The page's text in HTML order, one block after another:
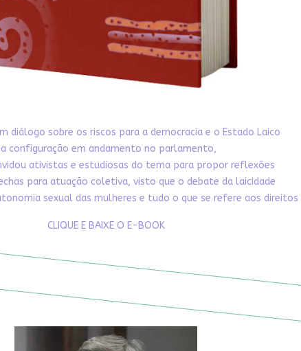
diálogo sobre os riscos para a democracia e o Estado Laico
configuração em andamento no parlamento,
ativistas e estudiosas do tema para propor reflexões
para atuação coletiva, visto que o debate da laicidade
sexual das mulheres e tudo o que se refere aos direitos
CLIQUE E BAIXE O E-BOOK